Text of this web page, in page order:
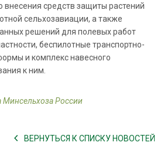
средств защиты растений
сельхозавиации, а также
решений для полевых работ
беспилотные транспортно-
и комплекс навесного
к ним.
Минсельхоза России
ВЕРНУТЬСЯ К СПИСКУ НОВОСТЕЙ